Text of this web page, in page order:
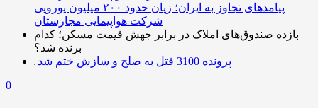
پیامدهای تجاوز به ایران؛ زیان حدود ۲۰۰ میلیون یورویی
شرکت هواپیمایی مجارستان
بازده صندوق‌های املاک در برابر جهش قیمت مسکن؛ کدام
برنده شد؟
پرونده 3100 قتل به صلح و سازش ختم شد
0